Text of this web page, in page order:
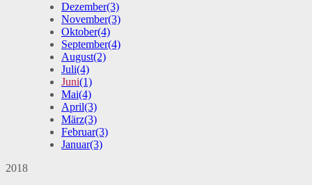
Dezember(3)
November(3)
Oktober(4)
September(4)
August(2)
Juli(4)
Juni(1)
Mai(4)
April(3)
März(3)
Februar(3)
Januar(3)
2018